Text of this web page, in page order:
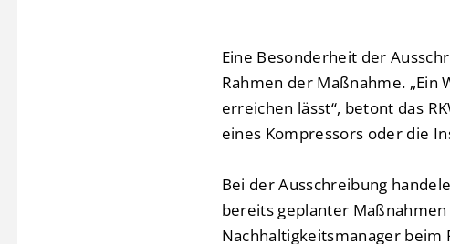
Eine Besonderheit der
Rahmen der Maßnahme.
erreichen lässt“, betont das
eines Kompressors oder die
Bei der Ausschreibung
bereits geplanter
Nachhaltigkeitsmanager beim